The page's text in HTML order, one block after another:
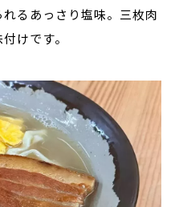
るあっさり塩味。三枚肉
けです。